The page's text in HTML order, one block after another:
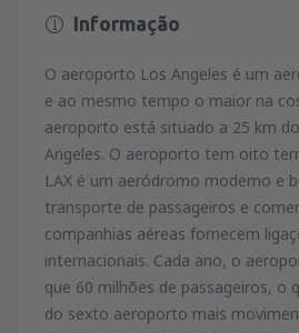
Informação
O aeroporto Los Angeles é um
e ao mesmo tempo o maior na
aeroporto está situado a 25 km
Angeles. O aeroporto tem oito
LAX é um aeródromo moderno e
transporte de passageiros e
companhias aéreas fornecem
internacionais. Cada ano, o
que 60 milhões de passageiros, o
do sexto aeroporto mais